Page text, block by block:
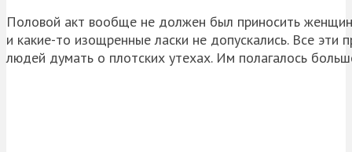
Половой акт вообще не должен был приносить
и какие-то изощренные ласки не допускались. Все
людей думать о плотских утехах. Им полагалось